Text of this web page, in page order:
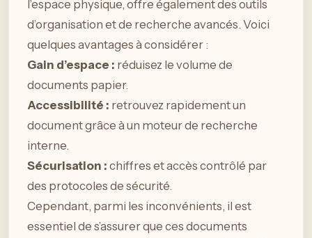
l’espace physique, offre également des outils
d’organisation et de recherche avancés. Voici
quelques avantages à considérer :
Gain d’espace : réduisez le volume de
documents papier.
Accessibilité : retrouvez rapidement un
document grâce à un moteur de recherche
interne.
Sécurisation : chiffres et accès contrôlé par
des protocoles de sécurité.
Cependant, parmi les inconvénients, il est
essentiel de s’assurer que ces documents